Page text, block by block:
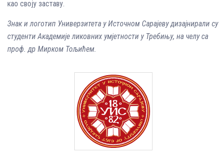
као своју заставу.
Знак и логотип Универзитета у Источном Сарајеву дизајнирали су
студенти Академије ликовних умјетности у Требињу, на челу са
проф. др Мирком Тољићем.